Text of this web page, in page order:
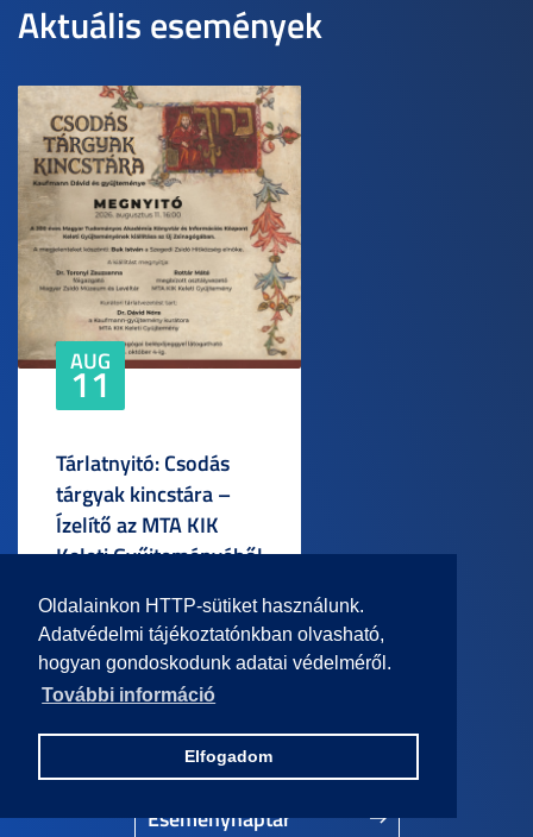
Oldalainkon HTTP-sütiket használunk.
Adatvédelmi tájékoztatónkban olvasható,
hogyan gondoskodunk adatai védelméről.
További információ
Elfogadom
Aktuális események
Eseménynaptár
AUG
11
Tárlatnyitó: Csodás
tárgyak kincstára –
Ízelítő az MTA KIK
Keleti Gyűjteményéből
ÚJ ZSINAGÓGA - SZEGED, JÓSIKA
U. 10.
16:00 - 18:00